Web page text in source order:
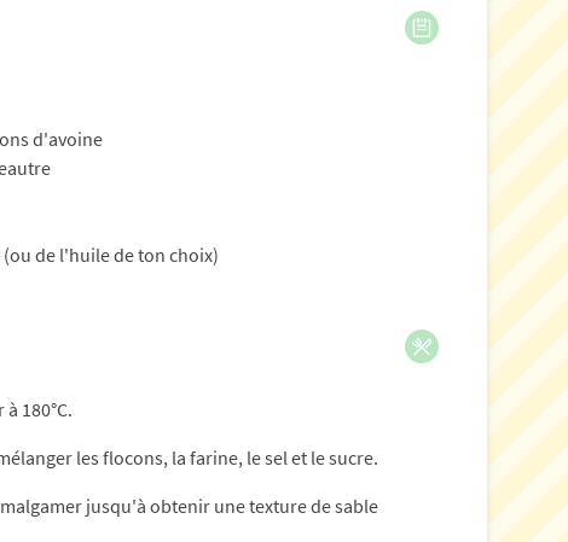
d'avoine
de l'huile de ton choix)
180°C.
les flocons, la farine, le sel et le sucre.
jusqu'à obtenir une texture de sable